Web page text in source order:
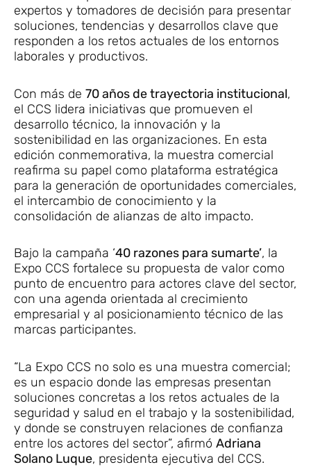
expertos y tomadores de decisión para presentar
soluciones, tendencias y desarrollos clave que
responden a los retos actuales de los entornos
laborales y productivos.
Con más de 70 años de trayectoria institucional,
el CCS lidera iniciativas que promueven el
desarrollo técnico, la innovación y la
sostenibilidad en las organizaciones. En esta
edición conmemorativa, la muestra comercial
reafirma su papel como plataforma estratégica
para la generación de oportunidades comerciales,
el intercambio de conocimiento y la
consolidación de alianzas de alto impacto.
Bajo la campaña ‘40 razones para sumarte’, la
Expo CCS fortalece su propuesta de valor como
punto de encuentro para actores clave del sector,
con una agenda orientada al crecimiento
empresarial y al posicionamiento técnico de las
marcas participantes.
“La Expo CCS no solo es una muestra comercial;
es un espacio donde las empresas presentan
soluciones concretas a los retos actuales de la
seguridad y salud en el trabajo y la sostenibilidad,
y donde se construyen relaciones de confianza
entre los actores del sector”, afirmó Adriana
Solano Luque, presidenta ejecutiva del CCS.